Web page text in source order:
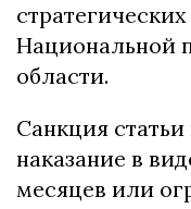
Национальной
области.
Санкция
наказание в
месяцев или